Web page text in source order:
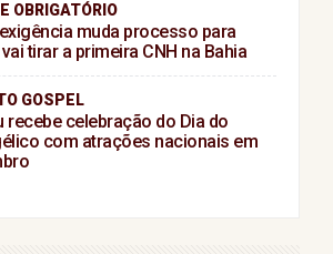
OBRIGATÓRIO
muda processo para
tirar a primeira CNH na Bahia
GOSPEL
recebe celebração do Dia do
com atrações nacionais em